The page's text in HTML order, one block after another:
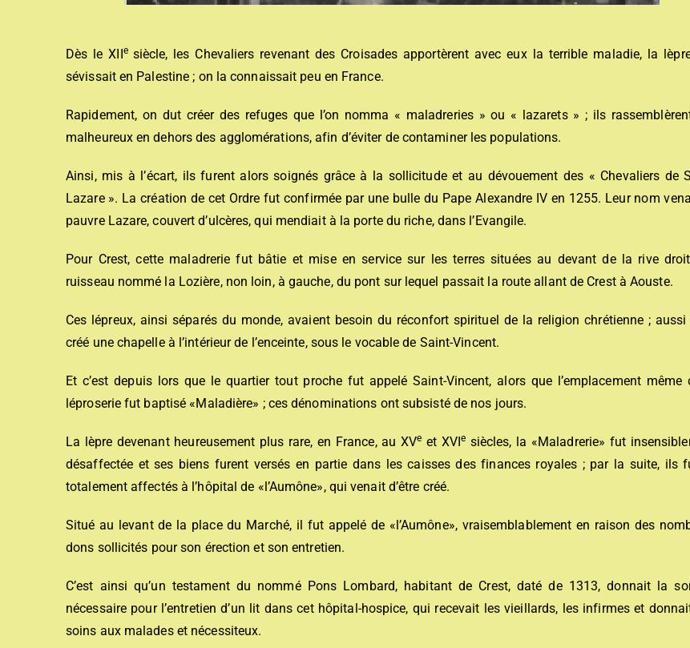
Dès le XIIe siècle, les Chevaliers revenant des Croisades apportèrent avec eux la terrible maladie, la
sévissait en Palestine ; on la connaissait peu en France.
Rapidement, on dut créer des refuges que l’on nomma « maladreries » ou « lazarets » ; ils
malheureux en dehors des agglomérations, afin d’éviter de contaminer les populations.
Ainsi, mis à l’écart, ils furent alors soignés grâce à la sollicitude et au dévouement des « Chevaliers de
Lazare ». La création de cet Ordre fut confirmée par une bulle du Pape Alexandre IV en 1255. Leur nom
pauvre Lazare, couvert d’ulcères, qui mendiait à la porte du riche, dans l’Evangile.
Pour Crest, cette maladrerie fut bâtie et mise en service sur les terres situées au devant de la rive
ruisseau nommé la Lozière, non loin, à gauche, du pont sur lequel passait la route allant de Crest à Aouste.
Ces lépreux, ainsi séparés du monde, avaient besoin du réconfort spirituel de la religion chrétienne ;
créé une chapelle à l’intérieur de l’enceinte, sous le vocable de Saint-Vincent.
Et c’est depuis lors que le quartier tout proche fut appelé Saint-Vincent, alors que l’emplacement même
léproserie fut baptisé «Maladière» ; ces dénominations ont subsisté de nos jours.
La lèpre devenant heureusement plus rare, en France, au XVe et XVIe siècles, la «Maladrerie» fut
désaffectée et ses biens furent versés en partie dans les caisses des finances royales ; par la suite, ils
totalement affectés à l’hôpital de «l’Aumône», qui venait d’être créé.
Situé au levant de la place du Marché, il fut appelé de «l’Aumône», vraisemblablement en raison des
dons sollicités pour son érection et son entretien.
C’est ainsi qu’un testament du nommé Pons Lombard, habitant de Crest, daté de 1313, donnait la
nécessaire pour l’entretien d’un lit dans cet hôpital-hospice, qui recevait les vieillards, les infirmes et
soins aux malades et nécessiteux.